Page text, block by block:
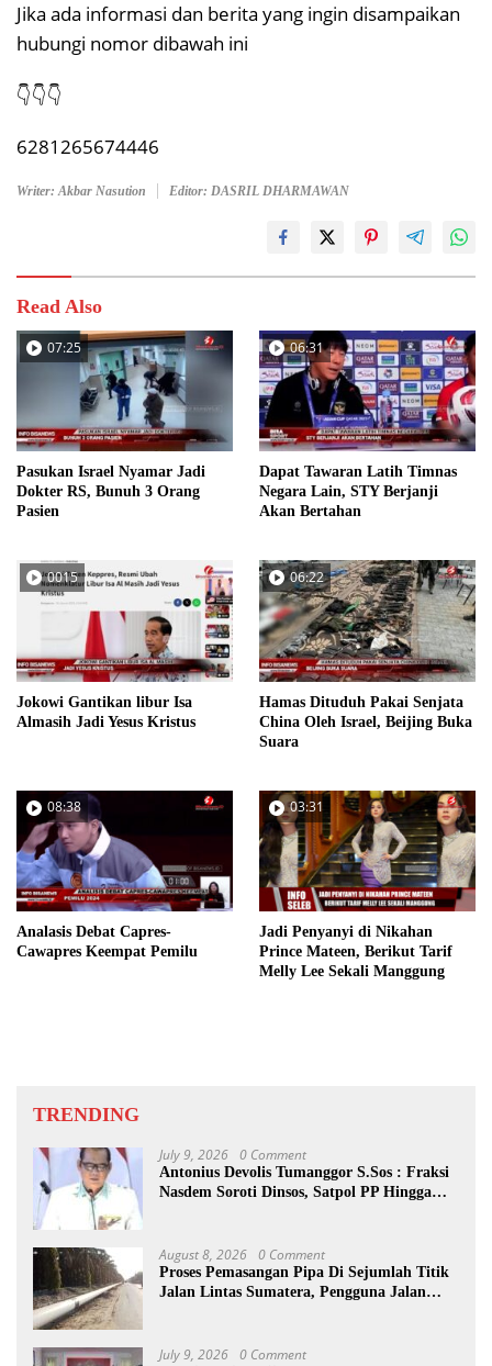
Jika ada informasi dan berita yang ingin disampaikan
hubungi nomor dibawah ini
👇👇👇
6281265674446
Writer: Akbar Nasution Editor: DASRIL DHARMAWAN
Read Also
07:25
Pasukan Israel Nyamar Jadi
Dokter RS, Bunuh 3 Orang
Pasien
06:31
Dapat Tawaran Latih Timnas
Negara Lain, STY Berjanji
Akan Bertahan
0015
Jokowi Gantikan libur Isa
Almasih Jadi Yesus Kristus
06:22
Hamas Dituduh Pakai Senjata
China Oleh Israel, Beijing Buka
Suara
08:38
Analasis Debat Capres-
Cawapres Keempat Pemilu
03:31
Jadi Penyanyi di Nikahan
Prince Mateen, Berikut Tarif
Melly Lee Sekali Manggung
TRENDING
July 9, 2026 0 Comment
Antonius Devolis Tumanggor S.Sos : Fraksi
Nasdem Soroti Dinsos, Satpol PP Hingga
August 8, 2026 0 Comment
Proses Pemasangan Pipa Di Sejumlah Titik
Jalan Lintas Sumatera, Pengguna Jalan
July 9, 2026 0 Comment